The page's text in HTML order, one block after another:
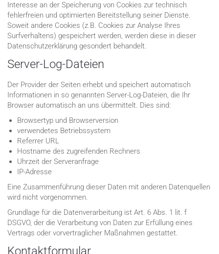
Interesse an der Speicherung von Cookies zur technisch
fehlerfreien und optimierten Bereitstellung seiner Dienste.
Soweit andere Cookies (z.B. Cookies zur Analyse Ihres
Surfverhaltens) gespeichert werden, werden diese in dieser
Datenschutzerklärung gesondert behandelt.
Server-Log-Dateien
Der Provider der Seiten erhebt und speichert automatisch
Informationen in so genannten Server-Log-Dateien, die Ihr
Browser automatisch an uns übermittelt. Dies sind:
Browsertyp und Browserversion
verwendetes Betriebssystem
Referrer URL
Hostname des zugreifenden Rechners
Uhrzeit der Serveranfrage
IP-Adresse
Eine Zusammenführung dieser Daten mit anderen Datenquellen
wird nicht vorgenommen.
Grundlage für die Datenverarbeitung ist Art. 6 Abs. 1 lit. f
DSGVO, der die Verarbeitung von Daten zur Erfüllung eines
Vertrags oder vorvertraglicher Maßnahmen gestattet.
Kontaktformular